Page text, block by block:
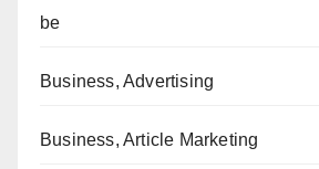
be
Business, Advertising
Business, Article Marketing